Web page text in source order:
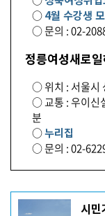
○4월 수강생
○ 문의 : 02-
정릉여성새로
○ 위치 : 서울시
○ 교통 : 우이신
분
○누리집
○ 문의 : 02-
기 시민